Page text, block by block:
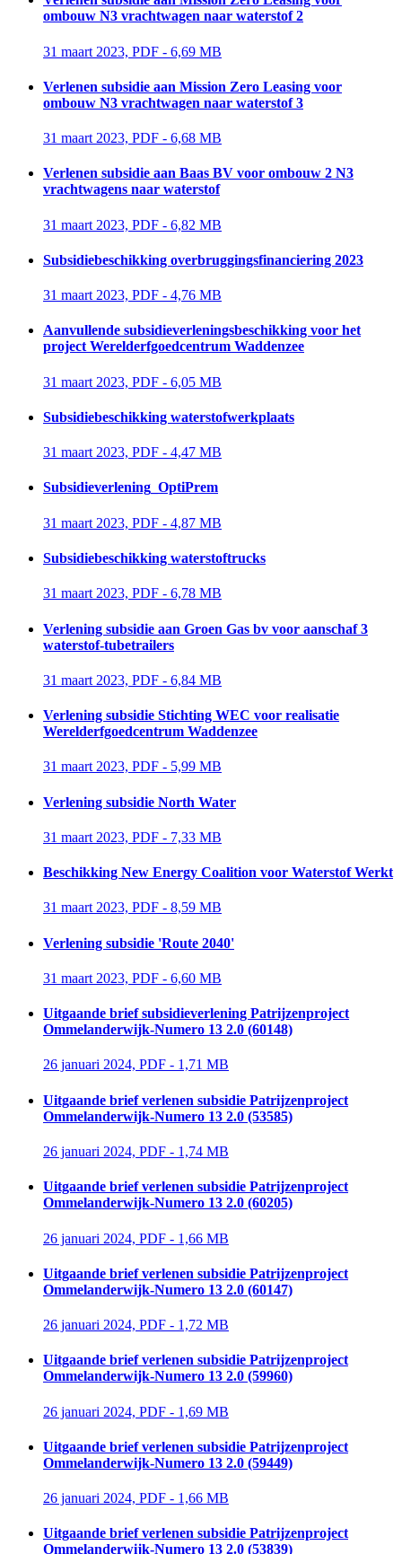
ombouw N3 vrachtwagen naar waterstof 2
31 maart 2023, PDF - 6,69 MB
Verlenen subsidie aan Mission Zero Leasing voor
ombouw N3 vrachtwagen naar waterstof 3
31 maart 2023, PDF - 6,68 MB
Verlenen subsidie aan Baas BV voor ombouw 2 N3
vrachtwagens naar waterstof
31 maart 2023, PDF - 6,82 MB
Subsidiebeschikking overbruggingsfinanciering 2023
31 maart 2023, PDF - 4,76 MB
Aanvullende subsidieverleningsbeschikking voor het
project Werelderfgoedcentrum Waddenzee
31 maart 2023, PDF - 6,05 MB
Subsidiebeschikking waterstofwerkplaats
31 maart 2023, PDF - 4,47 MB
Subsidieverlening_OptiPrem
31 maart 2023, PDF - 4,87 MB
Subsidiebeschikking waterstoftrucks
31 maart 2023, PDF - 6,78 MB
Verlening subsidie aan Groen Gas bv voor aanschaf 3
waterstof-tubetrailers
31 maart 2023, PDF - 6,84 MB
Verlening subsidie Stichting WEC voor realisatie
Werelderfgoedcentrum Waddenzee
31 maart 2023, PDF - 5,99 MB
Verlening subsidie North Water
31 maart 2023, PDF - 7,33 MB
Beschikking New Energy Coalition voor Waterstof Werkt
31 maart 2023, PDF - 8,59 MB
Verlening subsidie 'Route 2040'
31 maart 2023, PDF - 6,60 MB
Uitgaande brief subsidieverlening Patrijzenproject
Ommelanderwijk-Numero 13 2.0 (60148)
26 januari 2024, PDF - 1,71 MB
Uitgaande brief verlenen subsidie Patrijzenproject
Ommelanderwijk-Numero 13 2.0 (53585)
26 januari 2024, PDF - 1,74 MB
Uitgaande brief verlenen subsidie Patrijzenproject
Ommelanderwijk-Numero 13 2.0 (60205)
26 januari 2024, PDF - 1,66 MB
Uitgaande brief verlenen subsidie Patrijzenproject
Ommelanderwijk-Numero 13 2.0 (60147)
26 januari 2024, PDF - 1,72 MB
Uitgaande brief verlenen subsidie Patrijzenproject
Ommelanderwijk-Numero 13 2.0 (59960)
26 januari 2024, PDF - 1,69 MB
Uitgaande brief verlenen subsidie Patrijzenproject
Ommelanderwijk-Numero 13 2.0 (59449)
26 januari 2024, PDF - 1,66 MB
Uitgaande brief verlenen subsidie Patrijzenproject
Ommelanderwijk-Numero 13 2.0 (53839)